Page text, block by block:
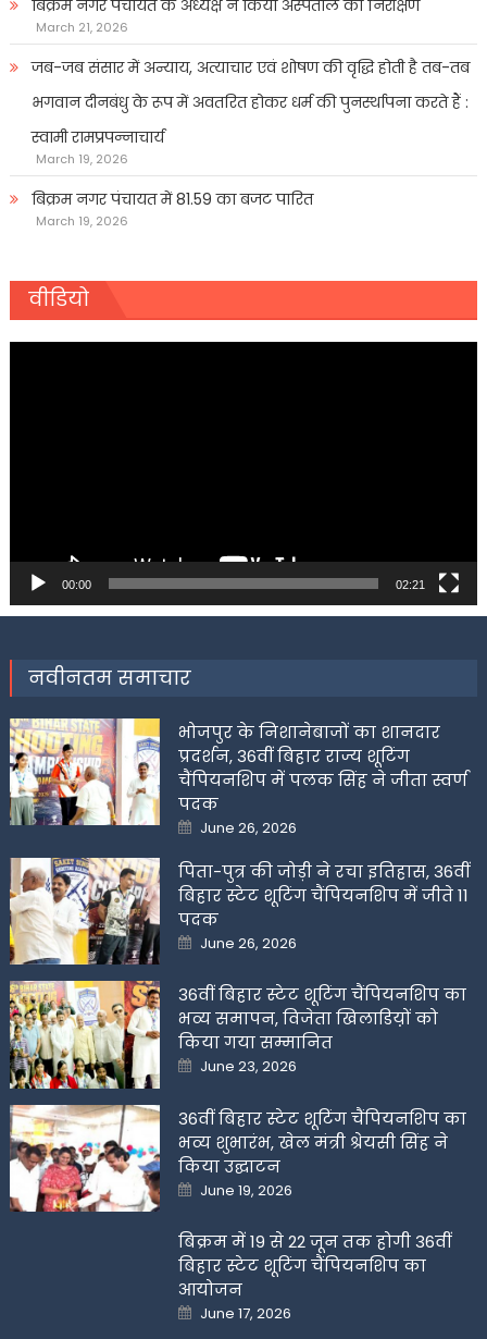
बिक्रम नगर पंचायत के अध्यक्ष ने किया अस्पताल का निरीक्षण
March 21, 2026
जब-जब संसार में अन्याय, अत्याचार एवं शोषण की वृद्धि होती है तब-तब
भगवान दीनबंधु के रूप में अवतरित होकर धर्म की पुनर्स्थापना करते हैं :
स्वामी रामप्रपन्नाचार्य
March 19, 2026
बिक्रम नगर पंचायत में 81.59 का बजट पारित
March 19, 2026
वीडियो
00:00 02:21
नवीनतम समाचार
भोजपुर के निशानेबाजों का शानदार
प्रदर्शन, 36वीं बिहार राज्य शूटिंग
चैंपियनशिप में पलक सिंह ने जीता स्वर्ण
पदक
Posted
on
June 26, 2026
पिता-पुत्र की जोड़ी ने रचा इतिहास, 36वीं
बिहार स्टेट शूटिंग चैंपियनशिप में जीते 11
पदक
Posted
on
June 26, 2026
36वीं बिहार स्टेट शूटिंग चैंपियनशिप का
भव्य समापन, विजेता खिलाडिय़ों को
किया गया सम्मानित
Posted
on
June 23, 2026
36वीं बिहार स्टेट शूटिंग चैंपियनशिप का
भव्य शुभारंभ, खेल मंत्री श्रेयसी सिंह ने
किया उद्घाटन
Posted
on
June 19, 2026
बिक्रम में 19 से 22 जून तक होगी 36वीं
बिहार स्टेट शूटिंग चैंपियनशिप का
आयोजन
Posted
on
June 17, 2026